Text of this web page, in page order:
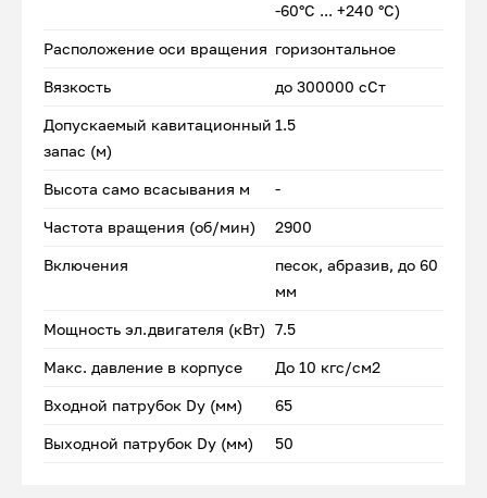
-60°С ... +240 °С)
Расположение оси вращения горизонтальное
Вязкость до 300000 сСт
Допускаемый кавитационный
запас (м)
1.5
Высота само всасывания м -
Частота вращения (об/мин) 2900
Включения
песок, абразив, до 60
мм
Мощность эл.двигателя (кВт) 7.5
Макс. давление в корпусе До 10 кгс/см2
Входной патрубок Dу (мм) 65
Выходной патрубок Dу (мм) 50